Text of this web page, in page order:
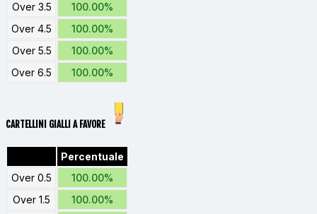
Over 3.5
100.00%
Over 4.5
100.00%
Over 5.5
100.00%
Over 6.5
100.00%
CARTELLINI GIALLI A FAVORE
Percentuale
Over 0.5
100.00%
Over 1.5
100.00%